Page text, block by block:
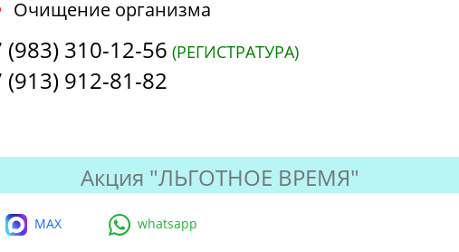
Очищение организма
(983) 310-12-56 (РЕГИСТРАТУРА)
(913) 912-81-82
Акция "ЛЬГОТНОЕ ВРЕМЯ"
MAX whatsapp